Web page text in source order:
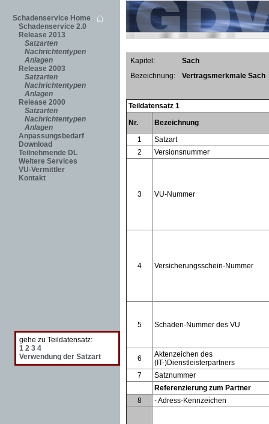
Schadenservice Home
Schadenservice 2.0
Release 2013
Satzarten
Nachrichtentypen
Anlagen
Release 2003
Satzarten
Nachrichtentypen
Anlagen
Release 2000
Satzarten
Nachrichtentypen
Anlagen
Anpassungsbedarf
Download
Teilnehmende DL
Weitere Services
VU-Vermittler
Kontakt
Kapitel:
Sach
Bezeichnung:
Vertragsmerkmale Sach
Teildatensatz 1
gehe zu Teildatensatz:
1 2 3 4
Verwendung der Satzart
Nr.
Bezeichnung
1
Satzart
2
Versionsnummer
3 VU-Nummer
4 Versicherungsschein-Nummer
5 Schaden-Nummer des VU
6
Aktenzeichen des
(IT-)Dienstleisterpartners
7
Satznummer
Referenzierung zum Partner
8
- Adress-Kennzeichen